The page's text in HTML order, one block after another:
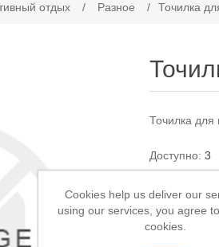
отдых / Разное / Точилка
Точилка для
Доступно: 3
300,00 ₽
Cookies help us deliver our
using our services, you agree
cookies.